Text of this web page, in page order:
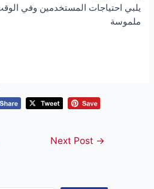
ملموسة
Next Post →